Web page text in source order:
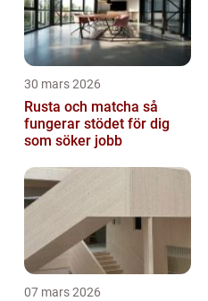
30 mars 2026
Rusta och matcha så
fungerar stödet för dig
som söker jobb
07 mars 2026